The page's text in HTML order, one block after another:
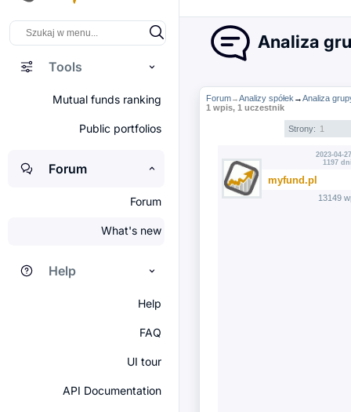
Tools
Mutual funds ranking
Public portfolios
Forum
Forum
What's new
Help
Help
FAQ
UI tour
API Documentation
Analiza
Forum→Analizy spółek →Analiza
1 wpis, 1 uczestnik
Strony: 1
2023-04-
1197
myfund.pl
13149